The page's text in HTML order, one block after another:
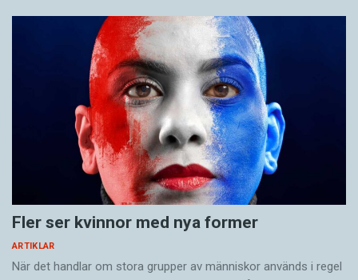
Fler ser kvinnor med nya former
ARTIKLAR
När det handlar om stora grupper av människor används i regel